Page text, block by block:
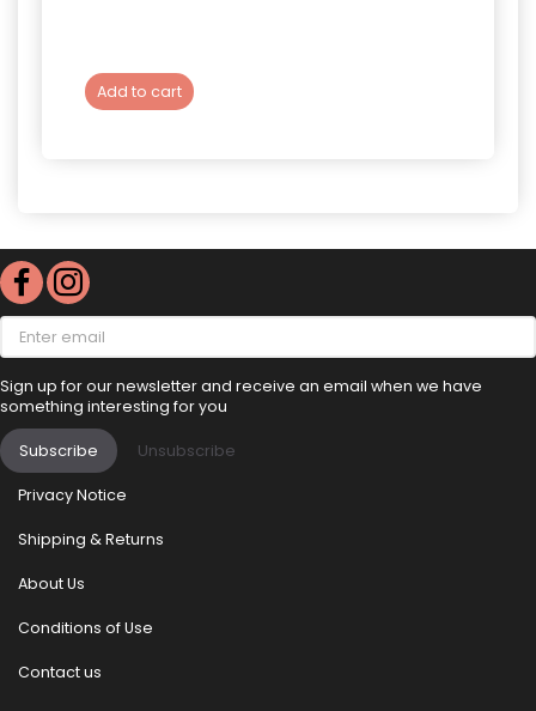
Add to cart
Enter
email
Sign up for our newsletter and receive an email when we have
something interesting for you
Subscribe Unsubscribe
Privacy Notice
Shipping & Returns
About Us
Conditions of Use
Contact us